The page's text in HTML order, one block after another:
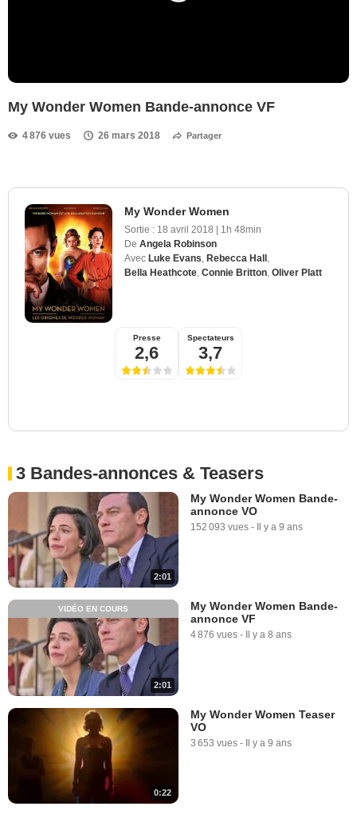
My Wonder Women Bande-annonce VF
4 876 vues 26 mars 2018 Partager
My Wonder Women
Sortie : 18 avril 2018 | 1h 48min
De Angela Robinson
Avec Luke Evans Rebecca Hall
Bella Heathcote Connie Britton Oliver Platt
Presse
2,6
Spectateurs
3,7
3 Bandes-annonces & Teasers
2:01
My Wonder Women Bande-
annonce VO
152 093 vues - Il y a 9 ans
2:01
VIDÉO EN COURS
My Wonder Women Bande-
annonce VF
4 876 vues - Il y a 8 ans
0:22
My Wonder Women Teaser
VO
3 653 vues - Il y a 9 ans